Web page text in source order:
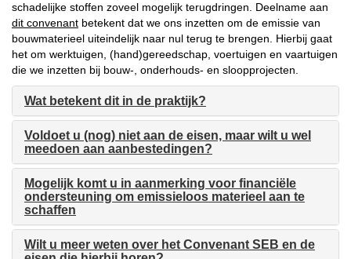
schadelijke stoffen zoveel mogelijk terugdringen. Deelname aan
dit convenant betekent dat we ons inzetten om de emissie van
bouwmaterieel uiteindelijk naar nul terug te brengen. Hierbij gaat
het om werktuigen, (hand)gereedschap, voertuigen en vaartuigen
die we inzetten bij bouw-, onderhouds- en sloopprojecten.
Wat betekent dit in de praktijk?
Voldoet u (nog) niet aan de eisen, maar wilt u wel
meedoen aan aanbestedingen?
Mogelijk komt u in aanmerking voor financiële
ondersteuning om emissieloos materieel aan te
schaffen
Wilt u meer weten over het Convenant SEB en de